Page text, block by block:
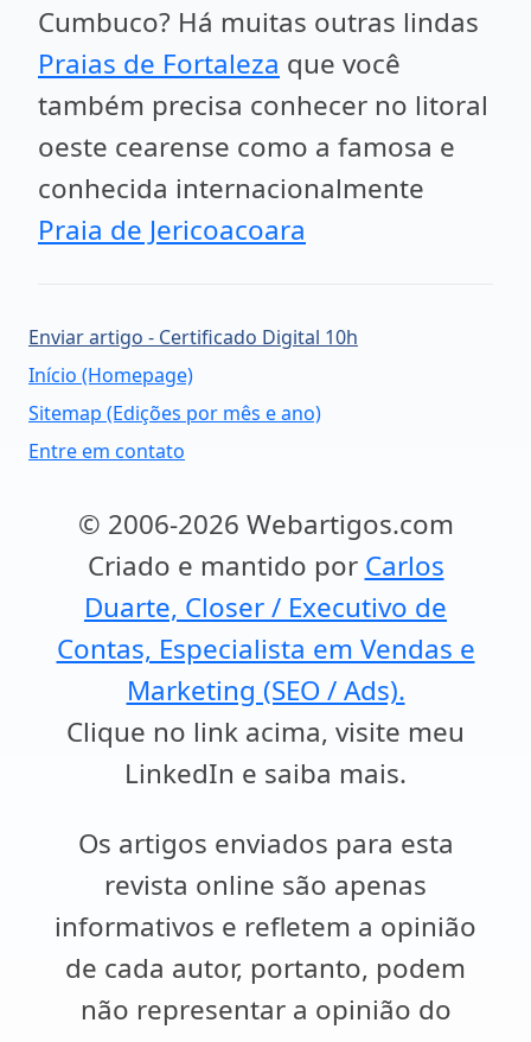
Cumbuco? Há muitas outras lindas
Praias de Fortaleza que você
também precisa conhecer no litoral
oeste cearense como a famosa e
conhecida internacionalmente
Praia de Jericoacoara
Enviar artigo - Certificado Digital 10h
Início (Homepage)
Sitemap (Edições por mês e ano)
Entre em contato
© 2006-2026 Webartigos.com
Criado e mantido por Carlos
Duarte, Closer / Executivo de
Contas, Especialista em Vendas e
Marketing (SEO / Ads).
Clique no link acima, visite meu
LinkedIn e saiba mais.
Os artigos enviados para esta
revista online são apenas
informativos e refletem a opinião
de cada autor, portanto, podem
não representar a opinião do